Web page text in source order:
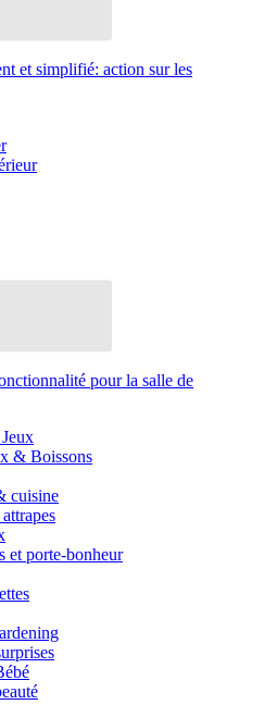
et simplifié: action sur les
pour la salle de
& Boissons
cuisine
et porte-bonheur